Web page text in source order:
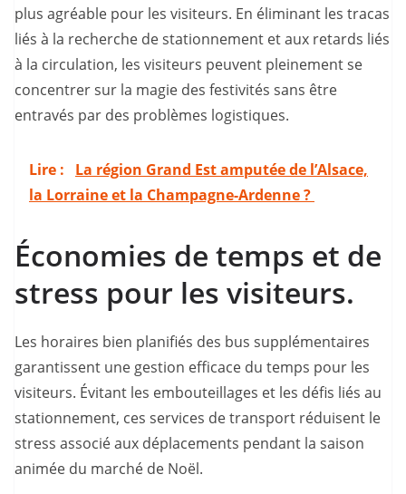
plus agréable pour les visiteurs. En éliminant les tracas
liés à la recherche de stationnement et aux retards liés
à la circulation, les visiteurs peuvent pleinement se
concentrer sur la magie des festivités sans être
entravés par des problèmes logistiques.
Lire :
La région Grand Est amputée de l’Alsace,
la Lorraine et la Champagne-Ardenne ?
Économies de temps et de
stress pour les visiteurs.
Les horaires bien planifiés des bus supplémentaires
garantissent une gestion efficace du temps pour les
visiteurs. Évitant les embouteillages et les défis liés au
stationnement, ces services de transport réduisent le
stress associé aux déplacements pendant la saison
animée du marché de Noël.